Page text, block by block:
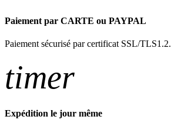
Paiement par CARTE ou PAYPAL
Paiement sécurisé par certificat SSL/TLS1.2.
timer
Expédition le jour même